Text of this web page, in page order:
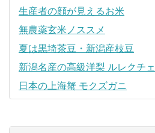
生産者の顔が見えるお米
無農薬玄米ノススメ
夏は黒埼茶豆・新潟産枝豆
新潟名産の高級洋梨 ルレクチェ
日本の上海蟹 モクズガニ